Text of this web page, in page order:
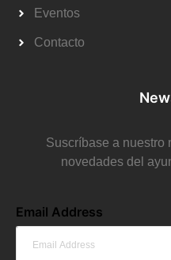
Eventos
Contacto
Suscríbase a nuestro
novedades del
Email Address